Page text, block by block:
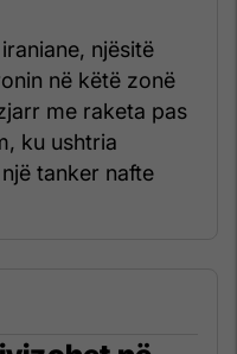
njësitë
në këtë zonë
me raketa pas
ku ushtria
tanker nafte